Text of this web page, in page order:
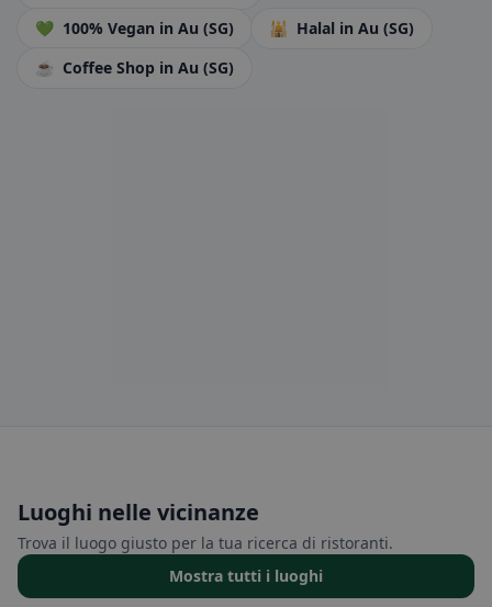
💚 100% Vegan in Au (SG) 🕌 Halal in Au (SG)
☕ Coffee Shop in Au (SG)
Luoghi nelle vicinanze
Trova il luogo giusto per la tua ricerca di ristoranti.
Mostra tutti i luoghi